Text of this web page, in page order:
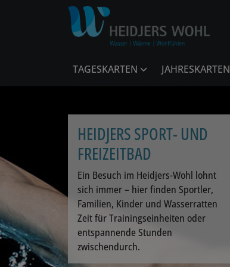
TAGESKARTEN JAHRESKARTEN
HEIDJERS SPORT- UND
FREIZEITBAD
Ein Besuch im Heidjers-Wohl lohnt
sich immer – hier finden Sportler,
Familien, Kinder und Wasserratten
Zeit für Trainingseinheiten oder
entspannende Stunden
zwischendurch.